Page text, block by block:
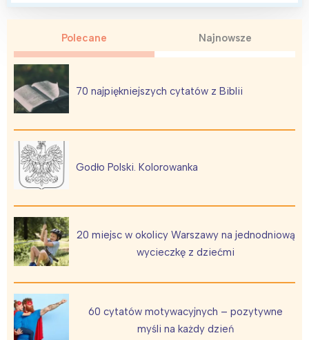
Polecane Najnowsze
70 najpiękniejszych cytatów z Biblii
Godło Polski. Kolorowanka
20 miejsc w okolicy Warszawy na jednodniową
wycieczkę z dziećmi
60 cytatów motywacyjnych – pozytywne
myśli na każdy dzień
Interesują mnie wydarzenia z
tego regionu:
Warszawa
Łódź
Trójmiasto
Poznań
Wrocław
Śląsk
Południe
Północ
Wszystkie